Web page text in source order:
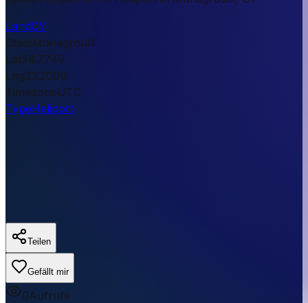
LandCY
StadtMonagroulli
Lat34.7749
Lng33.2009
TimezoneUTC
TypeHeliport
Teilen
Gefällt mir
0Aufrufe